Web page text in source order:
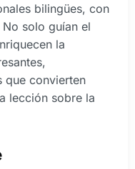
bilingües, con
solo guían el
la
que convierten
lección sobre la